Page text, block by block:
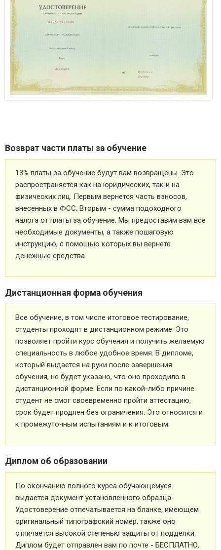
Возврат части платы за обучение
13% платы за обучение будут вам возвращены. Это
распространяется как на юридических, так и на
физических лиц. Первым вернется часть взносов,
внесенных в ФСС. Вторым - сумма подоходного
налога от платы за обучение. Мы предоставим вам все
необходимые документы, а также пошаговую
инструкцию, с помощью которых вы вернете
денежные средства.
Дистанционная форма обучения
Все обучение, в том числе итоговое тестирование,
студенты проходят в дистанционном режиме. Это
позволяет пройти курс обучения и получить желаемую
специальность в любое удобное время. В дипломе,
который выдается на руки после завершения
обучения, не будет указано, что оно проходило в
дистанционной форме. Если по какой-либо причине
студент не смог своевременно пройти аттестацию,
срок будет продлен без ограничения. Это относится и
к промежуточным испытаниям и к итоговым.
Диплом об образовании
По окончанию полного курса обучающемуся
выдается документ установленного образца.
Удостоверение отпечатывается на бланке, имеющем
оригинальный типографский номер, также оно
отличается высокой степенью защиты от подделки.
Диплом будет отправлен вам по почте - БЕСПЛАТНО.